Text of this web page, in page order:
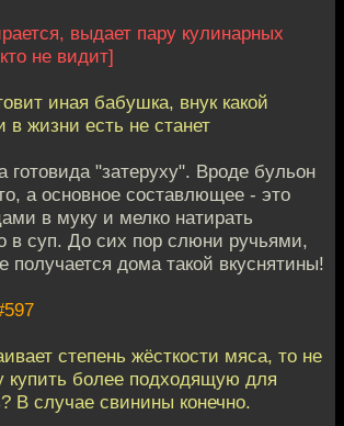
выдает пару кулинарных
не видит]
иная бабушка, внук какой
в жизни есть не станет
"затеруху". Вроде бульон
а основное составлющее - это
в муку и мелко натирать
в суп. До сих пор слюни ручьями,
получается дома такой вкуснятины!
степень жёсткости мяса, то не
купить более подходящую для
В случае свинины конечно.